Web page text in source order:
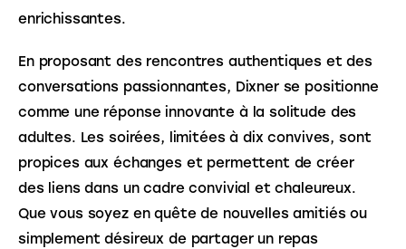
enrichissantes.
En proposant des rencontres authentiques et des
conversations passionnantes, Dixner se positionne
comme une réponse innovante à la solitude des
adultes. Les soirées, limitées à dix convives, sont
propices aux échanges et permettent de créer
des liens dans un cadre convivial et chaleureux.
Que vous soyez en quête de nouvelles amitiés ou
simplement désireux de partager un repas